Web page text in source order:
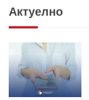
Актуелно